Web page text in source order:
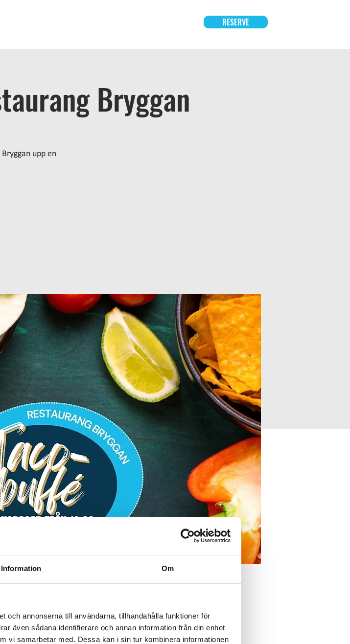
Information Om
och annonserna till användarna, tillhandahålla funktioner för
även sådana identifierare och annan information från din enhet
vi samarbetar med. Dessa kan i sin tur kombinera informationen
RESERVE
Bryggan
upp en